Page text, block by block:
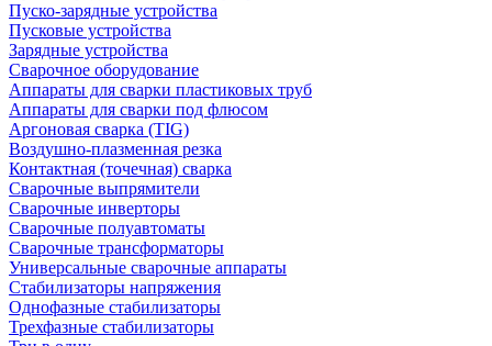
Пуско-зарядные устройства
Пусковые устройства
Зарядные устройства
Сварочное оборудование
Аппараты для сварки пластиковых труб
Аппараты для сварки под флюсом
Аргоновая сварка (TIG)
Воздушно-плазменная резка
Контактная (точечная) сварка
Сварочные выпрямители
Сварочные инверторы
Сварочные полуавтоматы
Сварочные трансформаторы
Универсальные сварочные аппараты
Стабилизаторы напряжения
Однофазные стабилизаторы
Трехфазные стабилизаторы